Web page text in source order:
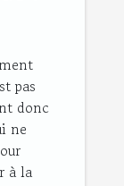
pas
donc
ne
à la